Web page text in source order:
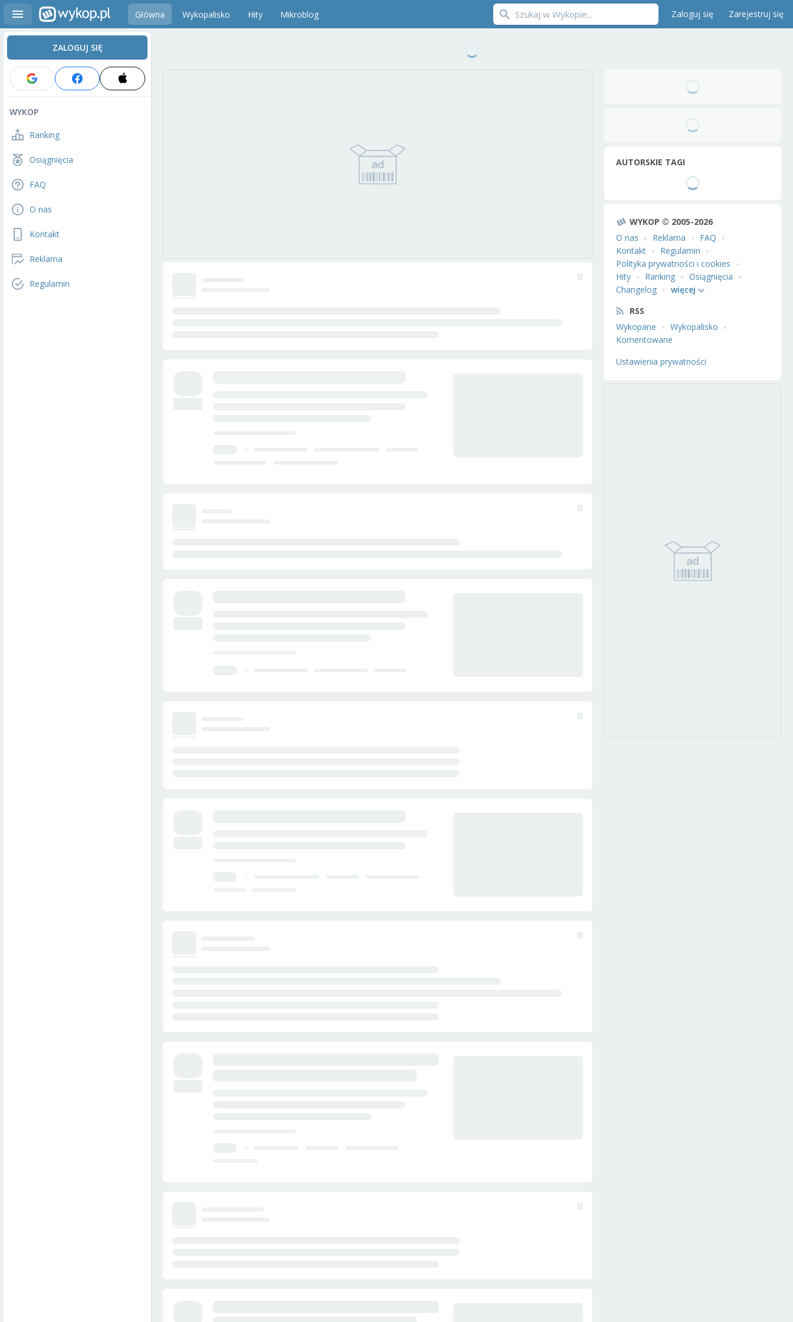
Główna Wykopalisko Hity Mikroblog Zaloguj się Zarejestruj się
ZALOGUJ SIĘ
WYKOP
Ranking
Osiągnięcia
FAQ
O nas
Kontakt
Reklama
Regulamin
AUTORSKIE TAGI
WYKOP © 2005-2026
O nas
Reklama
FAQ
Kontakt
Regulamin
Polityka prywatności i cookies
Hity
Ranking
Osiągnięcia
Changelog
więcej
RSS
Wykopane
Wykopalisko
Komentowane
Ustawienia prywatności